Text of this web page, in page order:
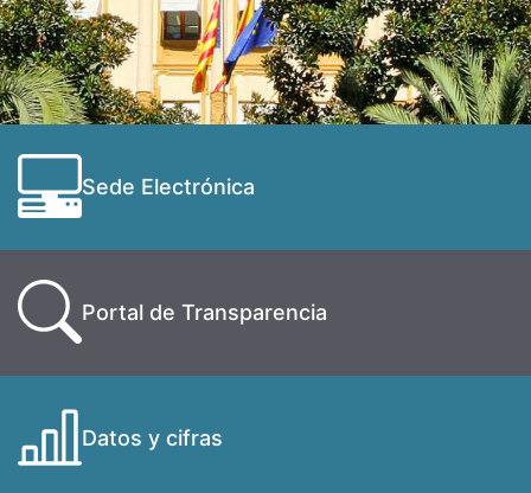
Sede Electrónica
Portal de Transparencia
Datos y cifras